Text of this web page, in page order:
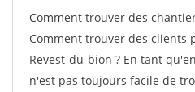
Comment trouver des
Comment trouver des clients
Revest-du-bion ? En tant
n'est pas toujours facile de